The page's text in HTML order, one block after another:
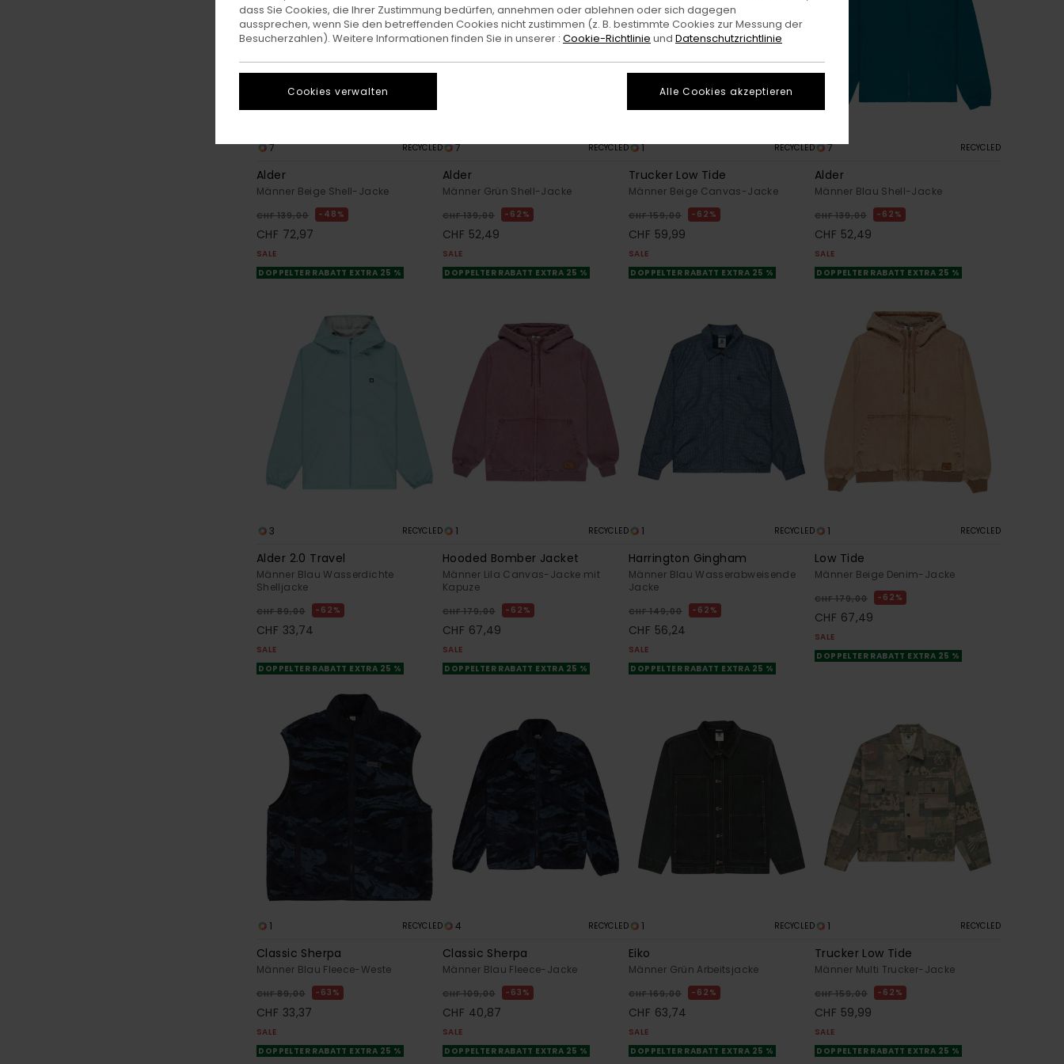
7 RECYCLED
Alder
Männer Beige Shell-Jacke
CHF 139,00 48%
CHF 72,97
SALE
DOPPELTER RABATT EXTRA 25 %
7 RECYCLED
Alder
Männer Grün Shell-Jacke
CHF 139,00 62%
CHF 52,49
SALE
DOPPELTER RABATT EXTRA 25 %
1 RECYCLED
Trucker Low Tide
Männer Beige Canvas-Jacke
CHF 159,00 62%
CHF 59,99
SALE
DOPPELTER RABATT EXTRA 25 %
7 RECYCLED
Alder
Männer Blau Shell-Jacke
CHF 139,00 62%
CHF 52,49
SALE
DOPPELTER RABATT EXTRA 25 %
3 RECYCLED
Alder 2.0 Travel
Männer Blau Wasserdichte
Shelljacke
CHF 89,00 62%
CHF 33,74
SALE
DOPPELTER RABATT EXTRA 25 %
1 RECYCLED
Hooded Bomber Jacket
Männer Lila Canvas-Jacke mit
Kapuze
CHF 179,00 62%
CHF 67,49
SALE
DOPPELTER RABATT EXTRA 25 %
1 RECYCLED
Harrington Gingham
Männer Blau Wasserabweisende
Jacke
CHF 149,00 62%
CHF 56,24
SALE
DOPPELTER RABATT EXTRA 25 %
1 RECYCLED
Low Tide
Männer Beige Denim-Jacke
CHF 179,00 62%
CHF 67,49
SALE
DOPPELTER RABATT EXTRA 25 %
1 RECYCLED
Classic Sherpa
Männer Blau Fleece-Weste
CHF 89,00 63%
CHF 33,37
SALE
DOPPELTER RABATT EXTRA 25 %
4 RECYCLED
Classic Sherpa
Männer Blau Fleece-Jacke
CHF 109,00 63%
CHF 40,87
SALE
DOPPELTER RABATT EXTRA 25 %
1 RECYCLED
Eiko
Männer Grün Arbeitsjacke
CHF 169,00 62%
CHF 63,74
SALE
DOPPELTER RABATT EXTRA 25 %
1 RECYCLED
Trucker Low Tide
Männer Multi Trucker-Jacke
CHF 159,00 62%
CHF 59,99
SALE
DOPPELTER RABATT EXTRA 25 %
dass Sie Cookies, die Ihrer Zustimmung bedürfen, annehmen oder ablehnen oder sich dagegen
aussprechen, wenn Sie den betreffenden Cookies nicht zustimmen (z. B. bestimmte Cookies zur Messung der
Besucherzahlen). Weitere Informationen finden Sie in unserer : Cookie-Richtlinie und Datenschutzrichtlinie
Cookies verwalten Alle Cookies akzeptieren